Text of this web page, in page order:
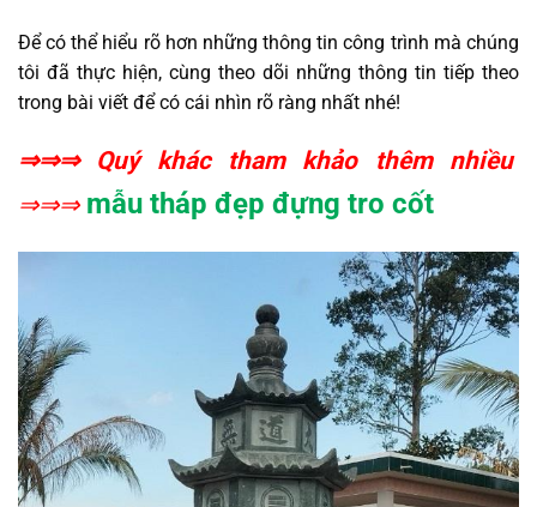
Để có thể hiểu rõ hơn những thông tin công trình mà chúng
tôi đã thực hiện, cùng theo dõi những thông tin tiếp theo
trong bài viết để có cái nhìn rõ ràng nhất nhé!
⇒⇒⇒ Quý khác tham khảo thêm nhiều
⇒⇒⇒ mẫu tháp đẹp đựng tro cốt